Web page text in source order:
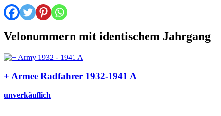
Velonummern mit identischem Jahrgang
+ Armee Radfahrer 1932-1941 A
unverkäuflich